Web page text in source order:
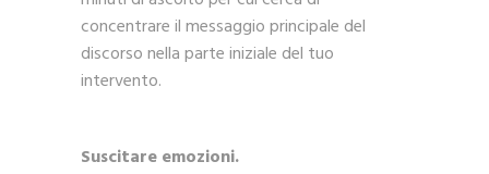
concentrare il messaggio principale del
discorso nella parte iniziale del tuo
intervento.
Suscitare emozioni.